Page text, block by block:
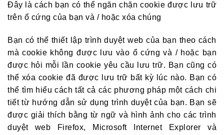
Đây là cách bạn có thể ngăn chặn cookie được lưu trữ
trên ổ cứng của bạn và / hoặc xóa chúng
Bạn có thể thiết lập trình duyệt web của bạn theo cách
mà cookie không được lưu vào ổ cứng và / hoặc bạn
được hỏi mỗi lần cookie yêu cầu lưu trữ. Bạn cũng có
thể xóa cookie đã được lưu trữ bất kỳ lúc nào. Bạn có
thể tìm hiểu cách tất cả các phương pháp một cách chi
tiết từ hướng dẫn sử dụng trình duyệt của bạn. Bạn sẽ
được giải thích bằng từ ngữ và hình ảnh cho các trình
duyệt web Firefox, Microsoft Internet Explorer và